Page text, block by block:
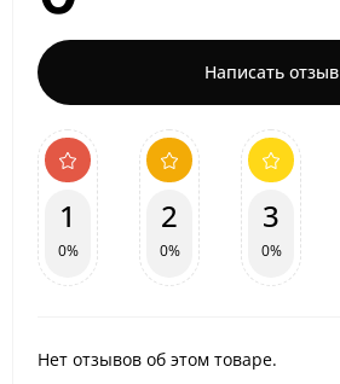
Написать отзыв
1
0%
2
0%
3
0%
Нет отзывов об этом товаре.